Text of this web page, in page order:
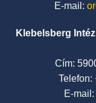
E-mail:
Klebelsberg
Cím:
Telefon:
E-mail: